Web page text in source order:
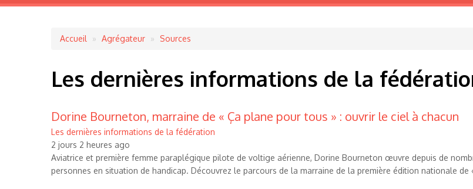
Fil
d'Ariane
Accueil Agrégateur Sources
Les dernières informations de la
Dorine Bourneton, marraine de « Ça plane pour tous » : ouvrir le ciel à chacun
Les dernières informations de la fédération
2 jours 2 heures ago
Aviatrice et première femme paraplégique pilote de voltige aérienne, Dorine Bourneton œuvre depuis de
personnes en situation de handicap. Découvrez le parcours de la marraine de la première édition nationale de